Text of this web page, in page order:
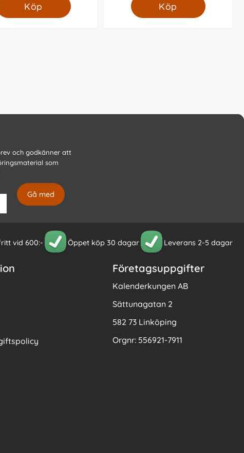
Köp Köp
och godkänner att
som
vid 600:- Öppet köp 30 dagar Leverans 2-5 dagar
Företagsuppgifter
Kalenderkungen AB
Sättunagatan 2
582 73 Linköping
Orgnr: 556921-7911